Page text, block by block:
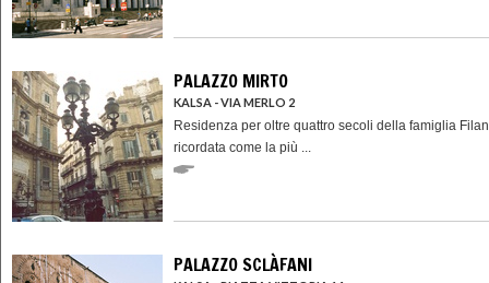
PALAZZO MIRTO
KALSA - VIA MERLO 2
Residenza per oltre quattro secoli della famiglia
ricordata come la più ...
PALAZZO SCLÀFANI